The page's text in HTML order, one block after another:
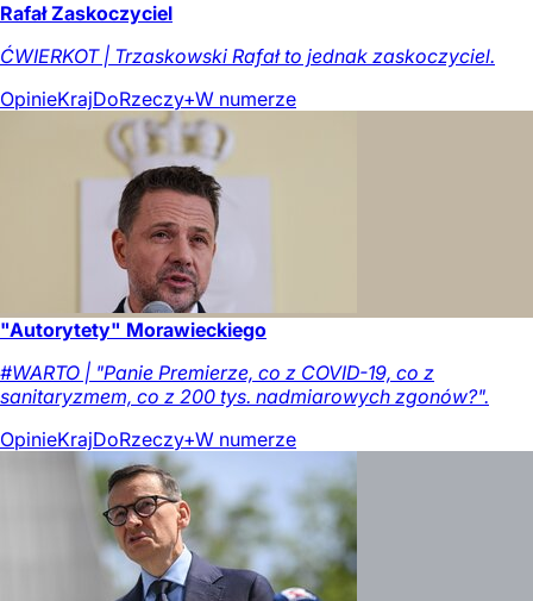
Rafał Zaskoczyciel
ĆWIERKOT | Trzaskowski Rafał to jednak zaskoczyciel.
OpinieKrajDoRzeczy+W numerze
"Autorytety" Morawieckiego
#WARTO | "Panie Premierze, co z COVID-19, co z
sanitaryzmem, co z 200 tys. nadmiarowych zgonów?".
OpinieKrajDoRzeczy+W numerze